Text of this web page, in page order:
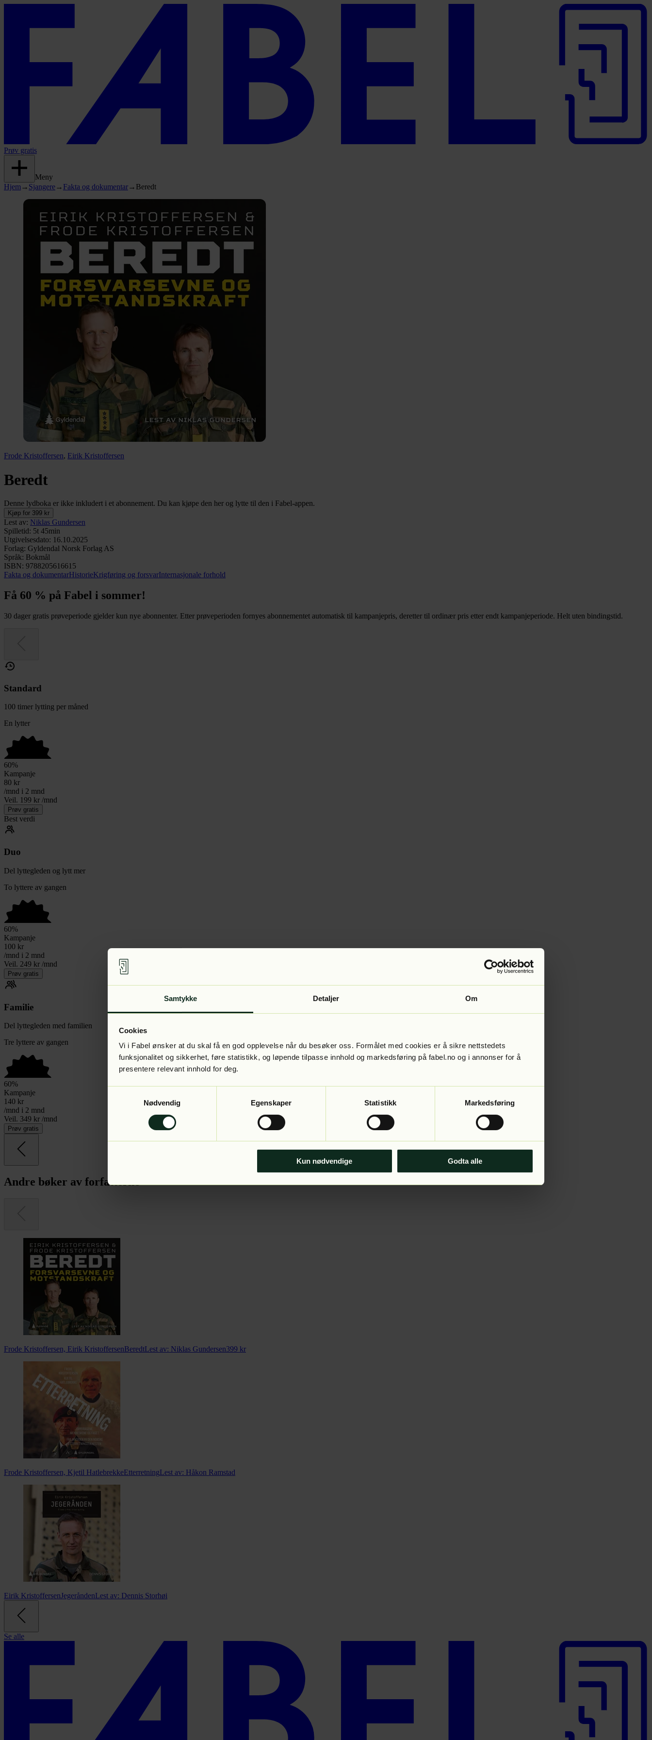
Samtykke Detaljer Om
Cookies
Vi i Fabel ønsker at du skal få en god opplevelse når du besøker oss. Formålet med cookies er å sikre nettstedets
funksjonalitet og sikkerhet, føre statistikk, og løpende tilpasse innhold og markedsføring på fabel.no og i annonser for å
presentere relevant innhold for deg.
Nødvendig
Egenskaper Statistikk Markedsføring
Kun nødvendige Godta alle
Prøv gratis
Meny
Hjem → Sjangere→ Fakta og dokumentar→ Beredt
Frode Kristoffersen, Eirik Kristoffersen
Beredt
Denne lydboka er ikke inkludert i et abonnement. Du kan kjøpe den her og lytte til den i Fabel-appen.
Kjøp for 399 kr
Lest av: Niklas Gundersen
Spilletid: 5t 45min
Utgivelsesdato: 16.10.2025
Forlag: Gyldendal Norsk Forlag AS
Språk: Bokmål
ISBN: 9788205616615
Fakta og dokumentarHistorieKrigføring og forsvarInternasjonale forhold
Få 60 % på Fabel i sommer!
30 dager gratis prøveperiode gjelder kun nye abonnenter. Etter prøveperioden fornyes abonnementet automatisk til kampanjepris, deretter til ordinær pris etter endt kampanjeperiode. Helt uten bindingstid.
Standard
100 timer lytting per måned
En lytter
60%
Kampanje
80 kr
/mnd i 2 mnd
Veil. 199 kr /mnd
Prøv gratis
Best verdi
Duo
Del lyttegleden og lytt mer
To lyttere av gangen
60%
Kampanje
100 kr
/mnd i 2 mnd
Veil. 249 kr /mnd
Prøv gratis
Familie
Del lyttegleden med familien
Tre lyttere av gangen
60%
Kampanje
140 kr
/mnd i 2 mnd
Veil. 349 kr /mnd
Prøv gratis
Andre bøker av forfatterne
Frode Kristoffersen, Eirik KristoffersenBeredtLest av: Niklas Gundersen399 kr
Frode Kristoffersen, Kjetil HatlebrekkeEtterretningLest av: Håkon Ramstad
Eirik KristoffersenJegeråndenLest av: Dennis Storhøi
Se alle